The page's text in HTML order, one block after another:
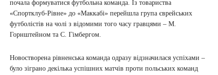
почала формуватися футбольна команда. Із товариства
«Спортклуб-Рівне» до «Маккабі» перейшла група єврейських
футболістів на чолі з відомими того часу гравцями – М.
Горнштейном та С. Гімбергом.
Новостворена рівненська команда одразу відзначилася успіхами –
було зіграно декілька успішних матчів проти польських команд